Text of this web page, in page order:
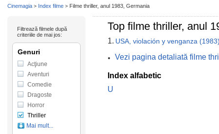
Top filme thriller, anul
1. USA, violación y venganza
Vezi pagina detaliată filme
Index alfabetic
U
Filtrează filmele după
criteriile de mai jos:
Genuri
Acţiune
Aventuri
Comedie
Dragoste
Horror
Thriller
Mai mult...
Cinemagia > Index filme > Filme thriller, anul 1983, Germania